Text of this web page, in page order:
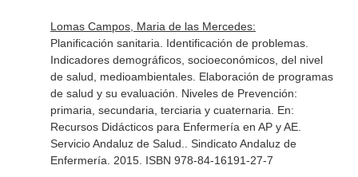
Lomas Campos, Maria de las Mercedes:
Planificación sanitaria. Identificación de problemas.
Indicadores demográficos, socioeconómicos, del nivel
de salud, medioambientales. Elaboración de programas
de salud y su evaluación. Niveles de Prevención:
primaria, secundaria, terciaria y cuaternaria. En:
Recursos Didácticos para Enfermería en AP y AE.
Servicio Andaluz de Salud.
. Sindicato Andaluz de
Enfermería. 2015. ISBN 978-84-16191-27-7